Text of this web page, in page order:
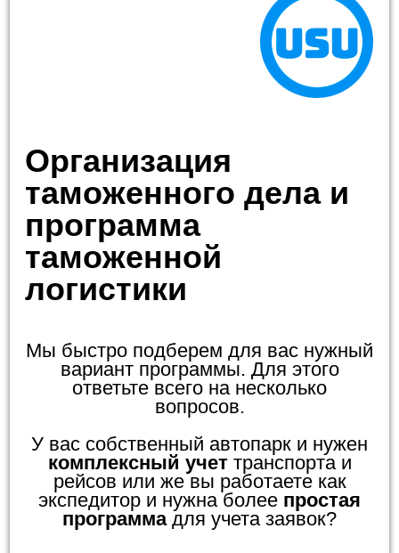
Организация
таможенного дела и
программа
таможенной
логистики
Мы быстро подберем для вас нужный
вариант программы. Для этого
ответьте всего на несколько
вопросов.
У вас собственный автопарк и нужен
комплексный учеттранспорта и
рейсов или же вы работаете как
экспедитор и нужна более простая
программадля учета заявок?